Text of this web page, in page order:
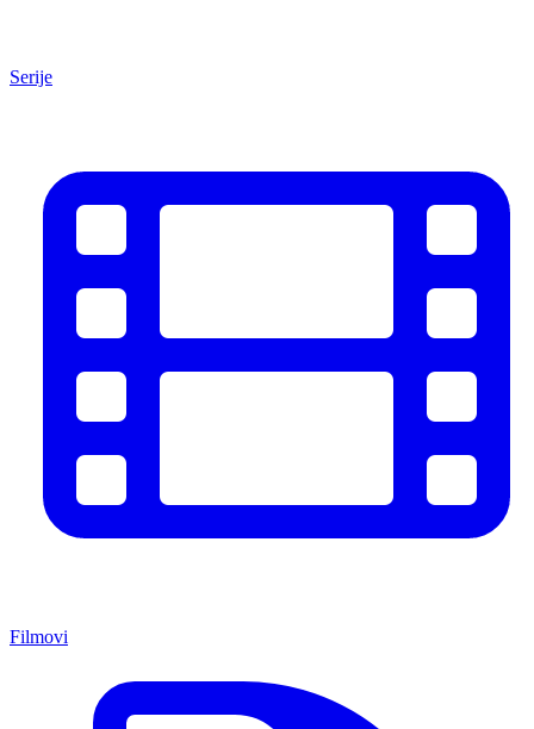
Serije
Filmovi